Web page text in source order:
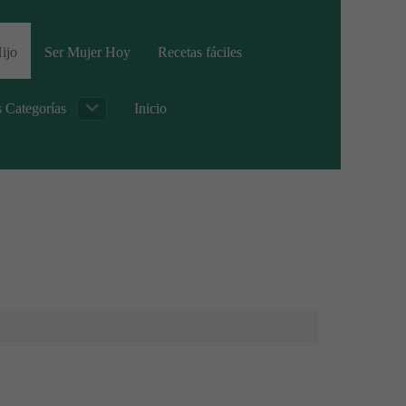
Ser Mujer Hoy Recetas fáciles
Categorías Inicio